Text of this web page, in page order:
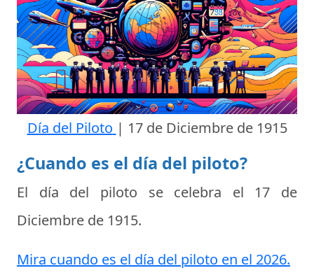
Día del Piloto | 17 de Diciembre de 1915
¿Cuando es el día del piloto?
El día del piloto se celebra el 17 de
Diciembre de 1915.
Mira cuando es el día del piloto en el 2026.